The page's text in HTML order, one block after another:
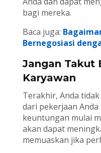
bagi mereka.
Baca juga:
Bernegosiasi
Jangan Takut
Karyawan
Terakhir, Anda
dari pekerjaan
keuntungan mulai
akan dapat
memuaskan jika